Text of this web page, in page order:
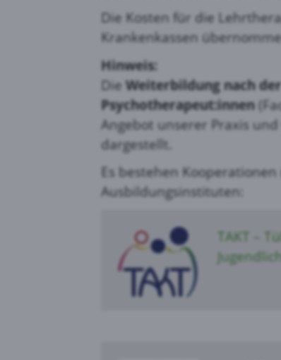
Die Kosten für die
Krankenkassen
Hinweis:
DieWeiterbildung nach
Psychotherapeut:innen
Angebot unserer Praxis
dargestellt.
Es bestehen
Ausbildungsinstituten:
TAKT –